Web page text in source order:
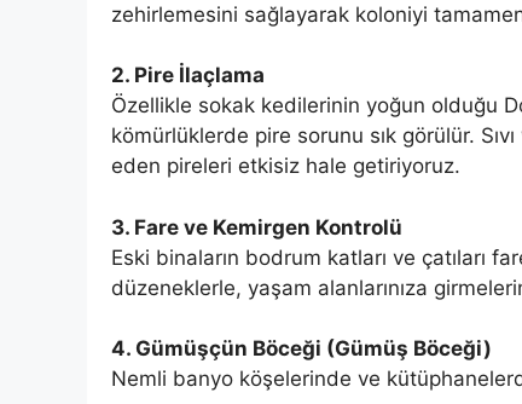
zehirlemesini sağlayarak koloniyi
2. Pire İlaçlama
Özellikle sokak kedilerinin yoğun olduğu
kömürlüklerde pire sorunu sık görülür.
eden pireleri etkisiz hale getiriyoruz.
3. Fare ve Kemirgen Kontrolü
Eski binaların bodrum katları ve çatıları
düzeneklerle, yaşam alanlarınıza
4. Gümüşçün Böceği (Gümüş Böceği)
Nemli banyo köşelerinde ve